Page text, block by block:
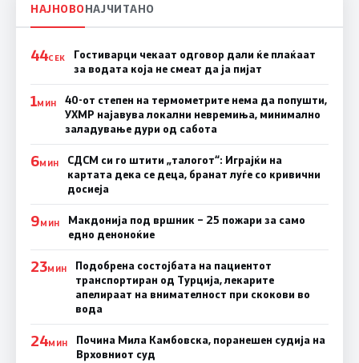
НАЈНОВОНАЈЧИТАНО
44СЕК
Гостиварци чекаат одговор дали ќе плаќаат
за водата која не смеат да ја пијат
1МИН
40-от степен на термометрите нема да попушти,
УХМР најавува локални невремиња, минимално
заладување дури од сабота
6МИН
СДСМ си го штити „талогот“: Играјќи на
картата дека се деца, бранат луѓе со кривични
досиеја
9МИН
Макдонија под вршник – 25 пожари за само
едно деноноќие
23МИН
Подобрена состојбата на пациентот
транспортиран од Турција, лекарите
апелираат на внимателност при скокови во
вода
24МИН
Почина Мила Камбовска, поранешен судија на
Врховниот суд